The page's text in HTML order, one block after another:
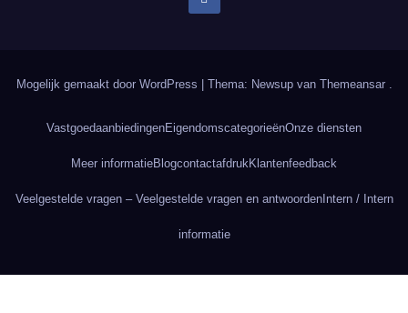
Mogelijk gemaakt door WordPress Thema: Newsup van Themeansar.
VastgoedaanbiedingenEigendomscategorieënOnze diensten
Meer informatieBlogcontactafdrukKlantenfeedback
Veelgestelde vragen – Veelgestelde vragen en antwoordenIntern / Intern
informatie